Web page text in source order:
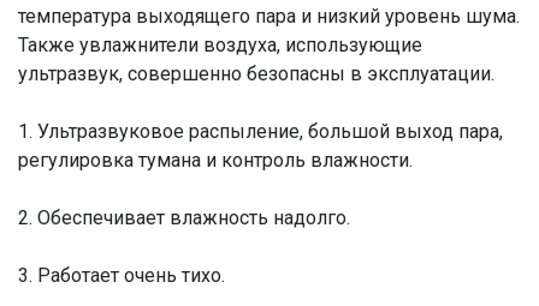
температура выходящего пара и низкий уровень шума.
Также увлажнители воздуха, использующие
ультразвук, совершенно безопасны в эксплуатации.
1. Ультразвуковое распыление, большой выход пара,
регулировка тумана и контроль влажности.
2. Обеспечивает влажность надолго.
3. Работает очень тихо.